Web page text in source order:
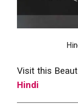
Visit this
Hindi